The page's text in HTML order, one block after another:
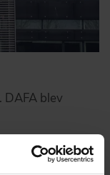
DAFA blev